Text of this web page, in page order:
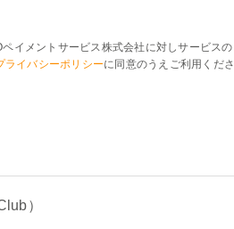
イメントサービス株式会社に対しサービスの
ライバシーポリシーに同意のうえご利用くださ
）